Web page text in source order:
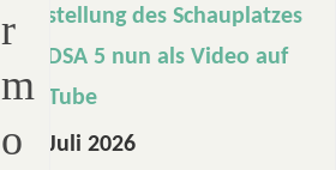
r
m
o
Vorstellung des Schauplatzes
für DSA 5 nun als Video auf
YouTube
16. Juli 2026